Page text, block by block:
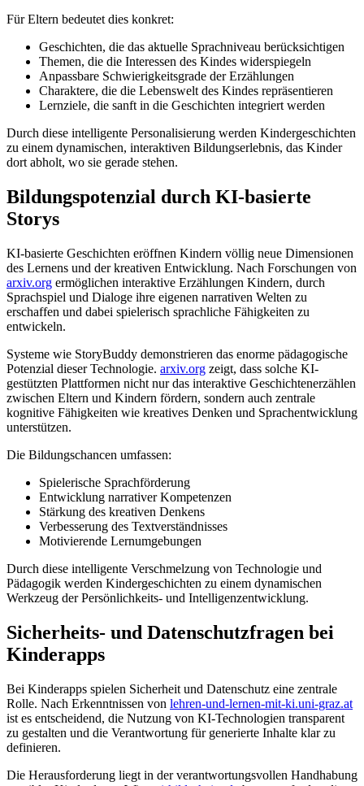
Für Eltern bedeutet dies konkret:
Geschichten, die das aktuelle Sprachniveau berücksichtigen
Themen, die die Interessen des Kindes widerspiegeln
Anpassbare Schwierigkeitsgrade der Erzählungen
Charaktere, die die Lebenswelt des Kindes repräsentieren
Lernziele, die sanft in die Geschichten integriert werden
Durch diese intelligente Personalisierung werden Kindergeschichten
zu einem dynamischen, interaktiven Bildungserlebnis, das Kinder
dort abholt, wo sie gerade stehen.
Bildungspotenzial durch KI-basierte
Storys
KI-basierte Geschichten eröffnen Kindern völlig neue Dimensionen
des Lernens und der kreativen Entwicklung. Nach Forschungen von
arxiv.org ermöglichen interaktive Erzählungen Kindern, durch
Sprachspiel und Dialoge ihre eigenen narrativen Welten zu
erschaffen und dabei spielerisch sprachliche Fähigkeiten zu
entwickeln.
Systeme wie StoryBuddy demonstrieren das enorme pädagogische
Potenzial dieser Technologie. arxiv.org zeigt, dass solche KI-
gestützten Plattformen nicht nur das interaktive Geschichtenerzählen
zwischen Eltern und Kindern fördern, sondern auch zentrale
kognitive Fähigkeiten wie kreatives Denken und Sprachentwicklung
unterstützen.
Die Bildungschancen umfassen:
Spielerische Sprachförderung
Entwicklung narrativer Kompetenzen
Stärkung des kreativen Denkens
Verbesserung des Textverständnisses
Motivierende Lernumgebungen
Durch diese intelligente Verschmelzung von Technologie und
Pädagogik werden Kindergeschichten zu einem dynamischen
Werkzeug der Persönlichkeits- und Intelligenzentwicklung.
Sicherheits- und Datenschutzfragen bei
Kinderapps
Bei Kinderapps spielen Sicherheit und Datenschutz eine zentrale
Rolle. Nach Erkenntnissen von lehren-und-lernen-mit-ki.uni-graz.at
ist es entscheidend, die Nutzung von KI-Technologien transparent
zu gestalten und die Verantwortung für generierte Inhalte klar zu
definieren.
Die Herausforderung liegt in der verantwortungsvollen Handhabung